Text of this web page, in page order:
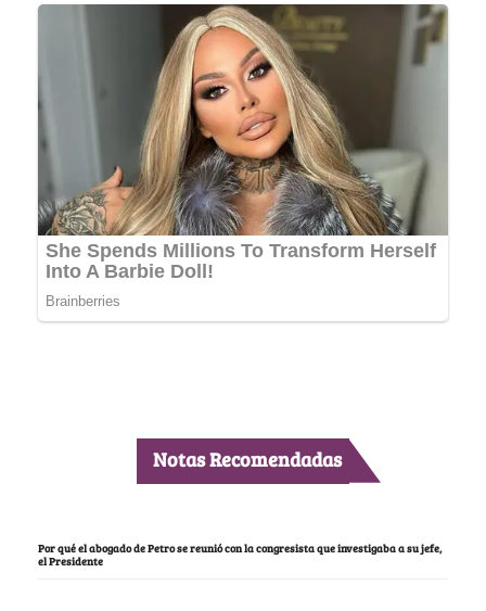
Notas Recomendadas
Por qué el abogado de Petro se reunió con la congresista que investigaba a su jefe,
el Presidente